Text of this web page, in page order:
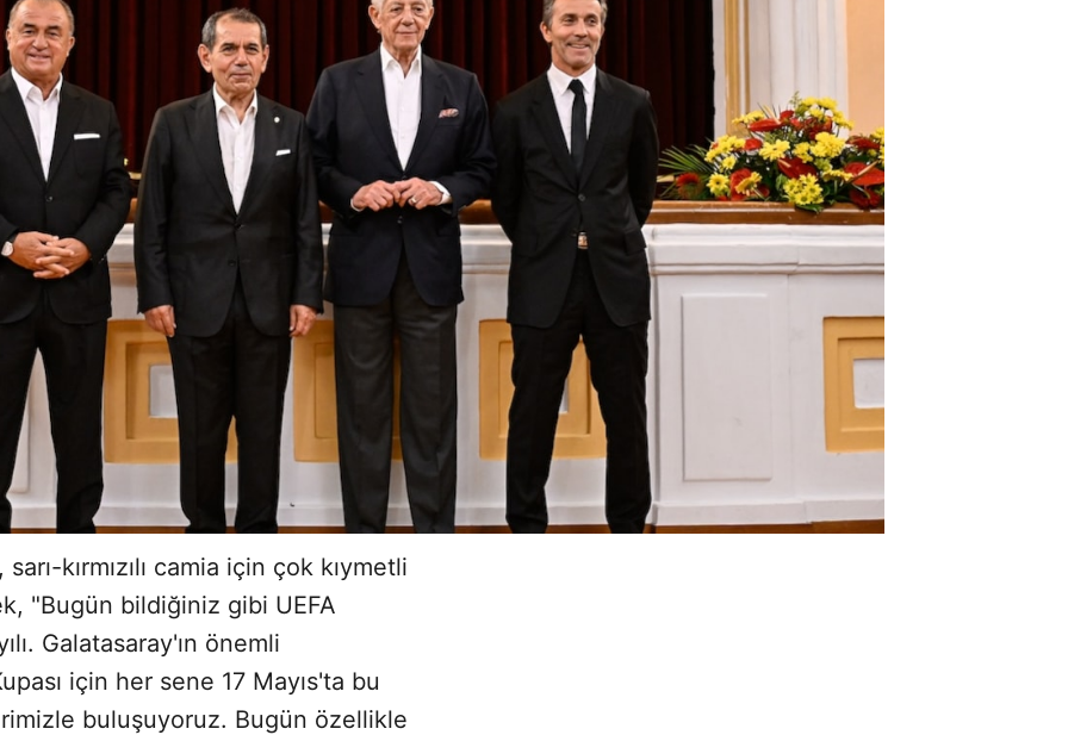
kırmızılı camia için çok kıymetli
"Bugün bildiğiniz gibi UEFA
Galatasaray'ın önemli
için her sene 17 Mayıs'ta bu
buluşuyoruz. Bugün özellikle